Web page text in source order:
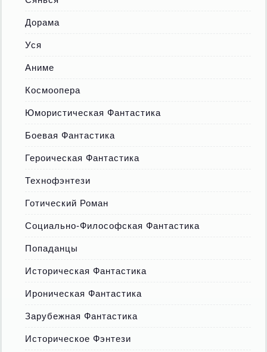
Дорама
Уся
Аниме
Космоопера
Юмористическая Фантастика
Боевая Фантастика
Героическая Фантастика
Технофэнтези
Готический Роман
Социально-Философская Фантастика
Попаданцы
Историческая Фантастика
Ироническая Фантастика
Зарубежная Фантастика
Историческое Фэнтези